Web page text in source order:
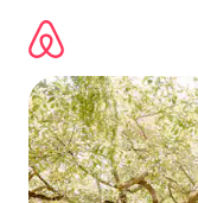
содржина